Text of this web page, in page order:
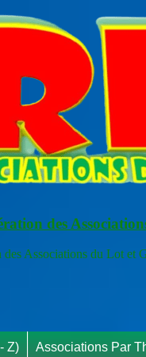
des
Associations du Lot et
Z) Associations Par